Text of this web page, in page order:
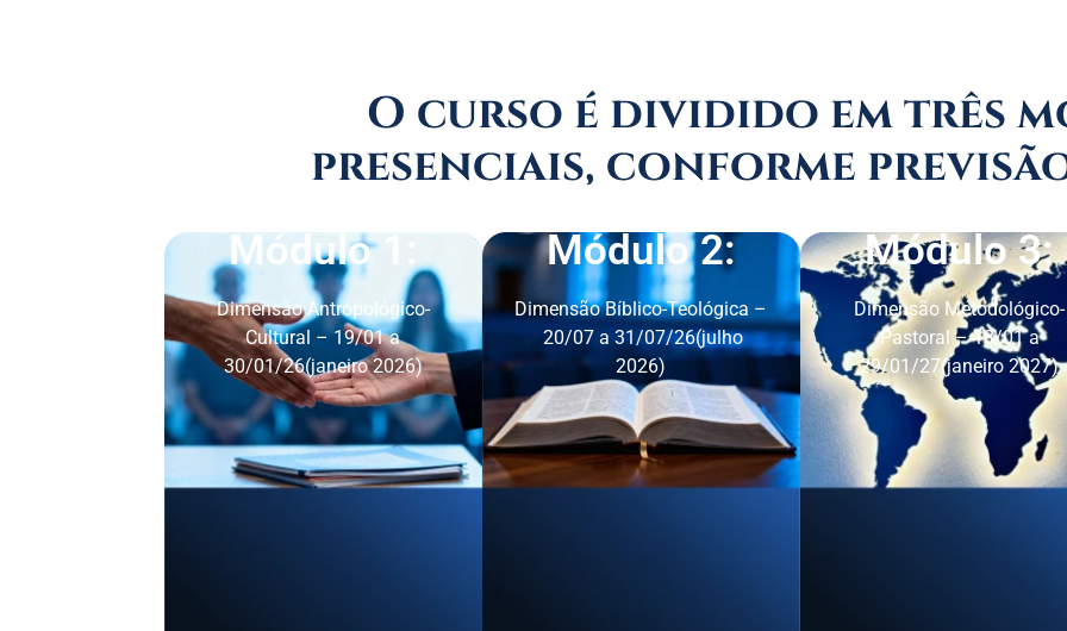
O curso é dividido em três
presenciais, conforme
Módulo 1:
Dimensão Antropológico-
Cultural – 19/01 a
30/01/26(janeiro 2026)
Módulo 2:
Dimensão Bíblico-Teológica –
20/07 a 31/07/26(julho
2026)
Módulo 3:
Dimensão Metodológico-
Pastoral – 18/01 a
29/01/27(janeiro 2027)